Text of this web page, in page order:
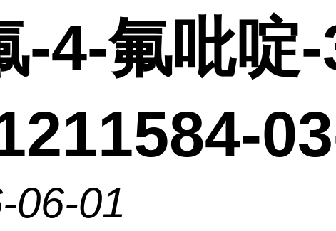
-4-氟吡啶
06-01